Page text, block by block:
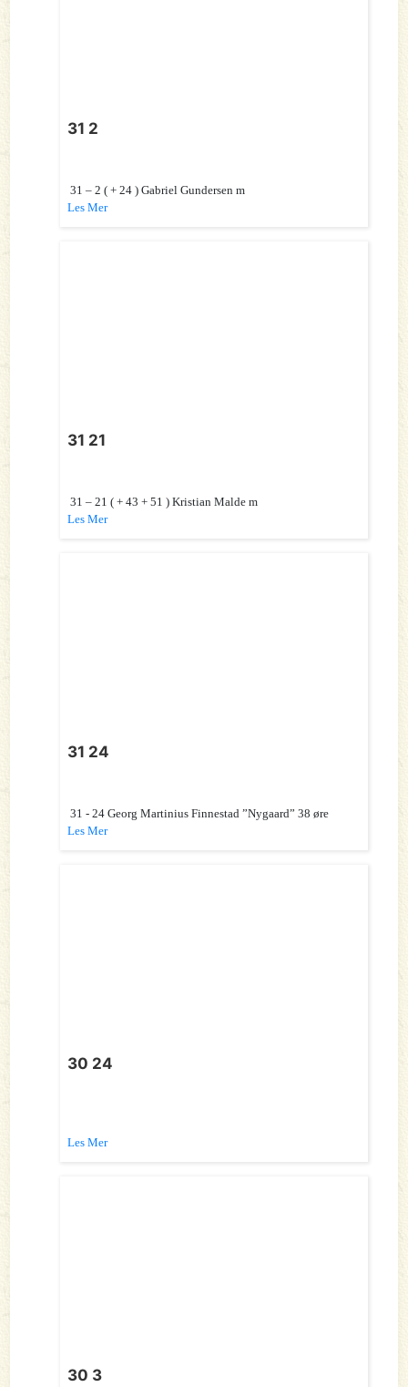
31 2
31 – 2 ( + 24 ) Gabriel Gundersen m
Les Mer
31 21
31 – 21 ( + 43 + 51 ) Kristian Malde m
Les Mer
31 24
31 - 24 Georg Martinius Finnestad ”Nygaard” 38 øre
Les Mer
30 24
Les Mer
30 3